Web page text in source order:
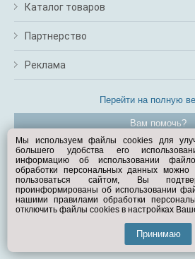
Каталог товаров
Партнерство
Реклама
Перейти на полную
Вам помочь?
© Exist.ru
Мы используем файлы cookies для
большего удобства его
информацию об использовании
обработки персональных данных
пользоваться сайтом, Вы
проинформированы об использовании
нашими правилами обработки
отключить файлы cookies в настройках
Принимаю